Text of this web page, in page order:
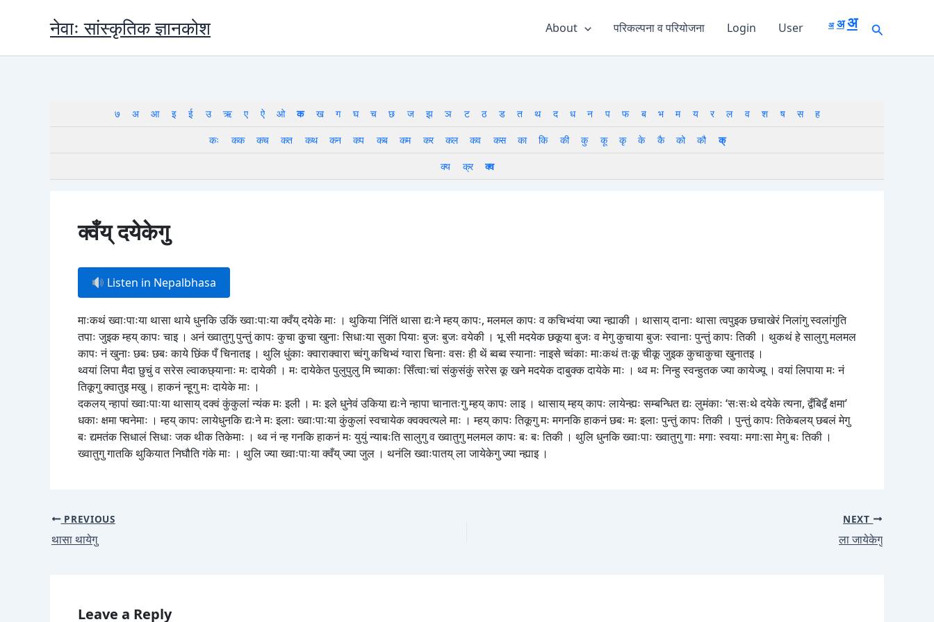
नेवाः सांस्कृतिक ज्ञानकोश About परिकल्पना व परियोजना Login User अsize.
अfont
अfont
size.
Search
७ अ आ इ ई उ ऋ ए ऐ ओ क ख ग घ च छ ज झ ञ ट ठ ड त थ द ध न प फ ब भ म य र ल व श ष स
ह
कः
कक कच कत कथ कन कप कब कम कर कल कव कस का कि की कु कू कृ के कै को कौ
क्
क्य
क्र क्व
क्वँय् दयेकेगु
Listen in Nepalbhasa
माःकथं ख्वाःपाःया थासा थाये धुनकि उकिं ख्वाःपाःया क्वँय् दयेके माः । थुकिया निंतिं थासा द्यःने म्हय् कापः, मलमल कापः व कचिभ्वंया ज्या न्ह्याकी । थासाय् दानाः थासा त्वपुइक छचाखेरं निलांगु स्वलांगुति
तपाः जुइक म्हय् कापः चाइ । अनं ख्वातुगु पुन्तुं कापः कुचा कुुचा खुनाः सिधाःया सुका पियाः बुजः बुजः वयेकी । भू सी मदयेक छकूया बुजः व मेगु कुचाया बुजः स्वानाः पुन्तुं कापः तिकी । थुकथं हे सालुगु मलमल
कापः नं खुनाः छबः छबः काये छिंक पँ चिनातइ । थुलि धुंकाः क्वाराक्वारा च्वंगु कचिभ्वं ग्वारा चिनाः वसः ही थें ब्वब्व स्यानाः नाइसे च्वंकाः माःकथं तःकू चीकू जुइक कुचाकुचा खुनातइ ।
थ्वयां लिपा मैदा छुचुं व सरेस ल्वाकछ्यानाः मः दायेकी । मः दायेकेत पुलुपुलु मि च्याकाः सिँत्वाःचां संकुसंकुं सरेस कू खने मदयेक दाबुक्क दायेके माः । थ्व मः निन्हु स्वन्हुतक ज्या कायेज्यू । वयां लिपाया मः नं
तिकूगु क्वातुइ मखु । हाकनं न्हूगु मः दायेके माः ।
दकलय् न्हापां ख्वाःपाःया थासाय् दक्वं कुंकुलां न्यंक मः इली । मः इले धुनेवं उकिया द्यःने न्हापा चानातःगु म्हय् कापः लाइ । थासाय् म्हय् कापः लायेन्ह्यः सम्बन्धित द्यः लुमंकाः ‘सःसःथे दयेके त्यना, द्वँबिद्वँ क्षमा’
धकाः क्षमा फ्वनेमाः । म्हय् कापः लायेधुनकि द्यःने मः इलाः ख्वाःपाःया कुंकुलां स्वचायेक क्वक्वत्यले माः । म्हय् कापः तिकूगु मः मगनकि हाकनं छबः मः इलाः पुन्तुं कापः तिकी । पुन्तुं कापः तिकेबलय् छबलं मेगु
बः द्यमतंक सिधालं सिधाः जक थीक तिकेमाः । थ्व नं न्ह गनकि हाकनं मः युयुं न्याबःति सालुगु व ख्वातुगु मलमल कापः बः बः तिकी । थुलि धुनकि ख्वाःपाः ख्वातुगु गाः मगाः स्वयाः मगाःसा मेगु बः तिकी ।
ख्वातुगु गातकि थुकियात निघौति गंके माः । थुलि ज्या ख्वाःपाःया क्वँय् ज्या जुल । थनंलि ख्वाःपातय् ला जायेकेगु ज्या न्ह्याइ ।
PREVIOUS
थासा थायेगु
NEXT
ला जायेकेगु
Leave a Reply